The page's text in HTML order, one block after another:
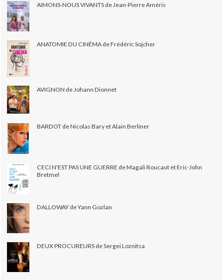
AIMONS-NOUS VIVANTS de Jean-Pierre Améris
ANATOMIE DU CINÉMA de Frédéric Sojcher
AVIGNON de Johann Dionnet
BARDOT de Nicolas Bary et Alain Berliner
CECI N'EST PAS UNE GUERRE de Magali Roucaut et Eric-John
Bretmel
DALLOWAY de Yann Gozlan
DEUX PROCUREURS de Sergei Loznitsa